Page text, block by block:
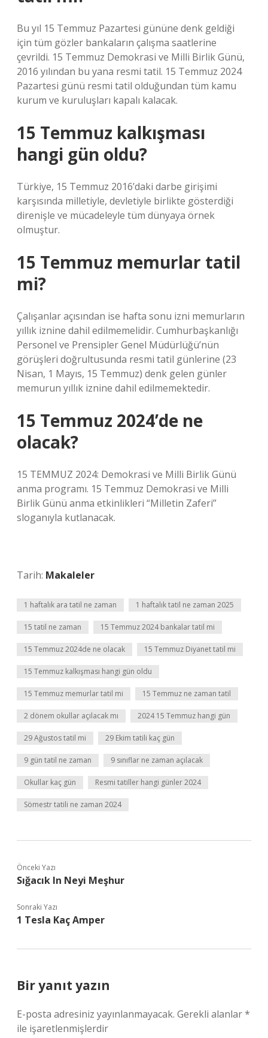
Bu yıl 15 Temmuz Pazartesi gününe denk geldiği
için tüm gözler bankaların çalışma saatlerine
çevrildi. 15 Temmuz Demokrasi ve Milli Birlik Günü,
2016 yılından bu yana resmi tatil. 15 Temmuz 2024
Pazartesi günü resmi tatil olduğundan tüm kamu
kurum ve kuruluşları kapalı kalacak.
15 Temmuz kalkışması
hangi gün oldu?
Türkiye, 15 Temmuz 2016’daki darbe girişimi
karşısında milletiyle, devletiyle birlikte gösterdiği
direnişle ve mücadeleyle tüm dünyaya örnek
olmuştur.
15 Temmuz memurlar tatil
mi?
Çalışanlar açısından ise hafta sonu izni memurların
yıllık iznine dahil edilmemelidir. Cumhurbaşkanlığı
Personel ve Prensipler Genel Müdürlüğü’nün
görüşleri doğrultusunda resmi tatil günlerine (23
Nisan, 1 Mayıs, 15 Temmuz) denk gelen günler
memurun yıllık iznine dahil edilmemektedir.
15 Temmuz 2024’de ne
olacak?
15 TEMMUZ 2024: Demokrasi ve Milli Birlik Günü
anma programı. 15 Temmuz Demokrasi ve Milli
Birlik Günü anma etkinlikleri “Milletin Zaferi”
sloganıyla kutlanacak.
Tarih: Makaleler
1 haftalık ara tatil ne zaman 1 haftalık tatil ne zaman 2025
15 tatil ne zaman 15 Temmuz 2024 bankalar tatil mi
15 Temmuz 2024de ne olacak 15 Temmuz Diyanet tatil mi
15 Temmuz kalkışması hangi gün oldu
15 Temmuz memurlar tatil mi 15 Temmuz ne zaman tatil
2 dönem okullar açılacak mı 2024 15 Temmuz hangi gün
29 Ağustos tatil mi 29 Ekim tatili kaç gün
9 gün tatil ne zaman 9 sınıflar ne zaman açılacak
Okullar kaç gün Resmi tatiller hangi günler 2024
Sömestr tatili ne zaman 2024
Önceki Yazı
Sığacık In Neyi Meşhur
Sonraki Yazı
1 Tesla Kaç Amper
Bir yanıt yazın
E-posta adresiniz yayınlanmayacak. Gerekli alanlar*
ile işaretlenmişlerdir